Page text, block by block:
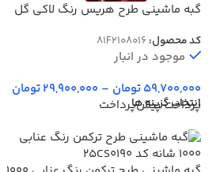
گبه ماشینی طرح هریس رنگ لاکی گل
کد محصول: 81F2108016
موجود در انبار
59,700,000تومان –
29,900,000تومان
انتخاب گزینه ها
پرداخت پیش‌پرداخت